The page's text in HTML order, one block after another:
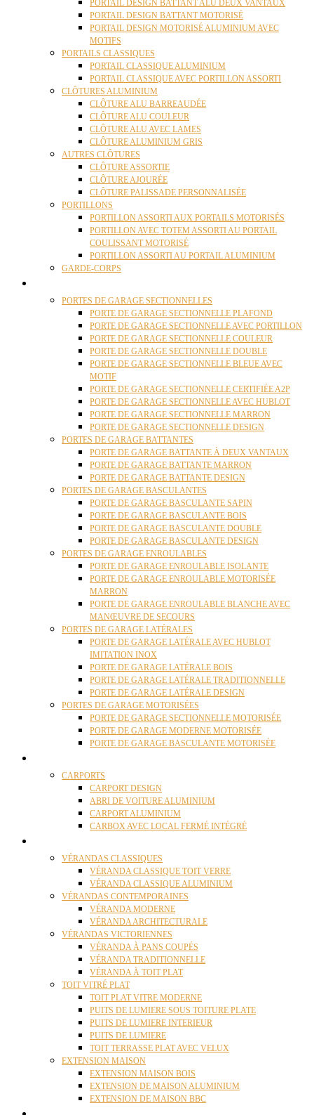
PORTAIL DESIGN BATTANT ALU DEUX VANTAUX
PORTAIL DESIGN BATTANT MOTORISÉ
PORTAIL DESIGN MOTORISÉ ALUMINIUM AVEC
MOTIFS
PORTAILS CLASSIQUES
PORTAIL CLASSIQUE ALUMINIUM
PORTAIL CLASSIQUE AVEC PORTILLON ASSORTI
CLÔTURES ALUMINIUM
CLÔTURE ALU BARREAUDÉE
CLÔTURE ALU COULEUR
CLÔTURE ALU AVEC LAMES
CLÔTURE ALUMINIUM GRIS
AUTRES CLÔTURES
CLÔTURE ASSORTIE
CLÔTURE AJOURÉE
CLÔTURE PALISSADE PERSONNALISÉE
PORTILLONS
PORTILLON ASSORTI AUX PORTAILS MOTORISÉS
PORTILLON AVEC TOTEM ASSORTI AU PORTAIL
COULISSANT MOTORISÉ
PORTILLON ASSORTI AU PORTAIL ALUMINIUM
GARDE-CORPS
PORTES DE GARAGE SECTIONNELLES
PORTE DE GARAGE SECTIONNELLE PLAFOND
PORTE DE GARAGE SECTIONNELLE AVEC PORTILLON
PORTE DE GARAGE SECTIONNELLE COULEUR
PORTE DE GARAGE SECTIONNELLE DOUBLE
PORTE DE GARAGE SECTIONNELLE BLEUE AVEC
MOTIF
PORTE DE GARAGE SECTIONNELLE CERTIFIÉE A2P
PORTE DE GARAGE SECTIONNELLE AVEC HUBLOT
PORTE DE GARAGE SECTIONNELLE MARRON
PORTE DE GARAGE SECTIONNELLE DESIGN
PORTES DE GARAGE BATTANTES
PORTE DE GARAGE BATTANTE À DEUX VANTAUX
PORTE DE GARAGE BATTANTE MARRON
PORTE DE GARAGE BATTANTE DESIGN
PORTES DE GARAGE BASCULANTES
PORTE DE GARAGE BASCULANTE SAPIN
PORTE DE GARAGE BASCULANTE BOIS
PORTE DE GARAGE BASCULANTE DOUBLE
PORTE DE GARAGE BASCULANTE DESIGN
PORTES DE GARAGE ENROULABLES
PORTE DE GARAGE ENROULABLE ISOLANTE
PORTE DE GARAGE ENROULABLE MOTORISÉE
MARRON
PORTE DE GARAGE ENROULABLE BLANCHE AVEC
MANŒUVRE DE SECOURS
PORTES DE GARAGE LATÉRALES
PORTE DE GARAGE LATÉRALE AVEC HUBLOT
IMITATION INOX
PORTE DE GARAGE LATÉRALE BOIS
PORTE DE GARAGE LATÉRALE TRADITIONNELLE
PORTE DE GARAGE LATÉRALE DESIGN
PORTES DE GARAGE MOTORISÉES
PORTE DE GARAGE SECTIONNELLE MOTORISÉE
PORTE DE GARAGE MODERNE MOTORISÉE
PORTE DE GARAGE BASCULANTE MOTORISÉE
CARPORTS
CARPORT DESIGN
ABRI DE VOITURE ALUMINIUM
CARPORT ALUMINIUM
CARBOX AVEC LOCAL FERMÉ INTÉGRÉ
VÉRANDAS CLASSIQUES
VÉRANDA CLASSIQUE TOIT VERRE
VÉRANDA CLASSIQUE ALUMINIUM
VÉRANDAS CONTEMPORAINES
VÉRANDA MODERNE
VÉRANDA ARCHITECTURALE
VÉRANDAS VICTORIENNES
VÉRANDA À PANS COUPÉS
VÉRANDA TRADITIONNELLE
VÉRANDA À TOIT PLAT
TOIT VITRÉ PLAT
TOIT PLAT VITRE MODERNE
PUITS DE LUMIERE SOUS TOITURE PLATE
PUITS DE LUMIERE INTERIEUR
PUITS DE LUMIERE
TOIT TERRASSE PLAT AVEC VELUX
EXTENSION MAISON
EXTENSION MAISON BOIS
EXTENSION DE MAISON ALUMINIUM
EXTENSION DE MAISON BBC